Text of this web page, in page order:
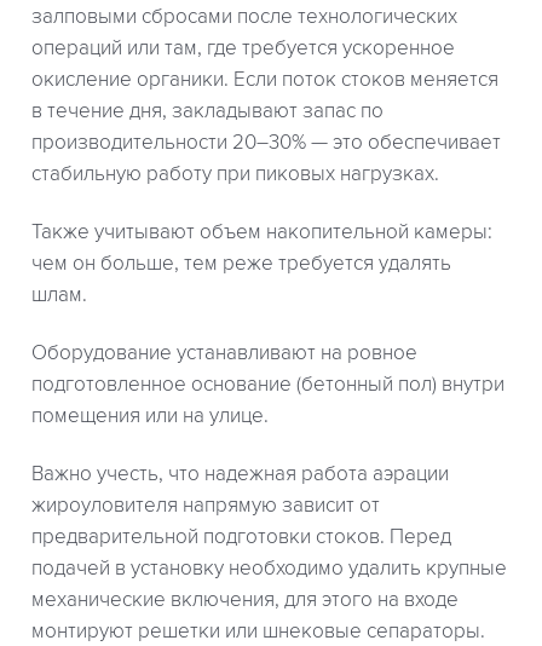
залповыми сбросами после технологических
операций или там, где требуется ускоренное
окисление органики. Если поток стоков меняется
в течение дня, закладывают запас по
производительности 20–30% — это обеспечивает
стабильную работу при пиковых нагрузках.
Также учитывают объем накопительной камеры:
чем он больше, тем реже требуется удалять
шлам.
Оборудование устанавливают на ровное
подготовленное основание (бетонный пол) внутри
помещения или на улице.
Важно учесть, что надежная работа аэрации
жироуловителя напрямую зависит от
предварительной подготовки стоков. Перед
подачей в установку необходимо удалить крупные
механические включения, для этого на входе
монтируют решетки или шнековые сепараторы.